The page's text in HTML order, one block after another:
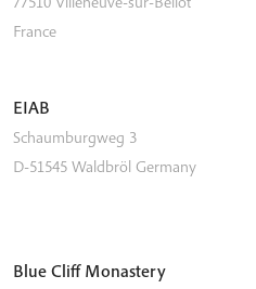
France
EIAB
Schaumburgweg 3
D-51545 Waldbröl Germany
Blue Cliff Monastery